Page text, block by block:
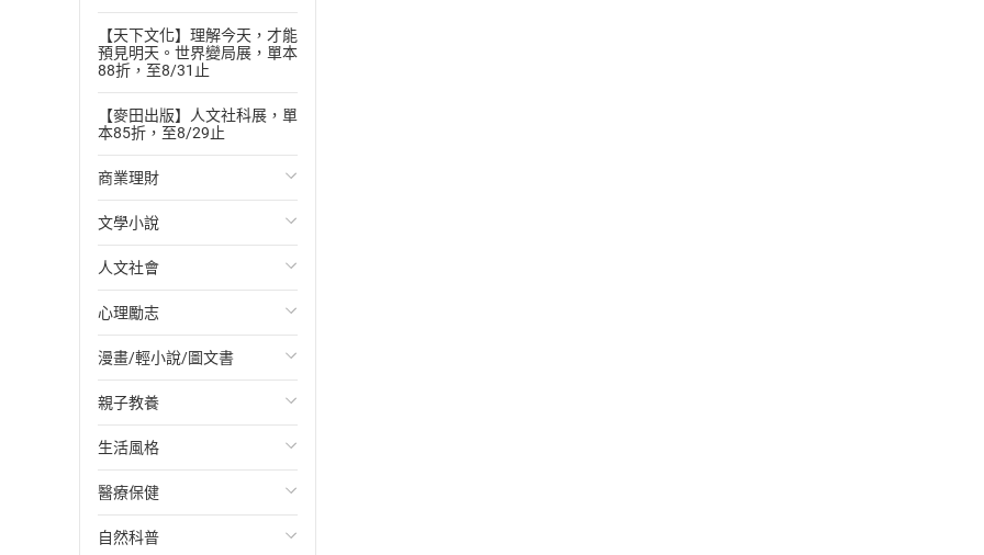
【天下文化】理解今天，才能
預見明天。世界變局展，單本
88折，至8/31止
【麥田出版】人文社科展，單
本85折，至8/29止
商業理財
投資理財
經濟/趨勢
財務/金融
管理/領導
職場工作術
成功法
行銷/廣告
傳記
文學小說
歐美文學
日本文學
韓國文學
華文文學
經典文學
成長/家庭生活小說
懸疑/推理小說
人文社會
國際關係
政治
社會科學
台灣/中國歷史
日/韓歷史
其他歷史/史學
心理勵志
心靈成長/情緒
人際關係
兩性關係
心理學
漫畫/輕小說/圖文書
輕小說
奇幻/科幻
愛情故事
職場/社會寫實
親子教養
教育現場
兒童文學/故事
兒童科普/學習
生活風格
飲食/食譜
健身/美顏
醫療保健
健康/養生
自然科普